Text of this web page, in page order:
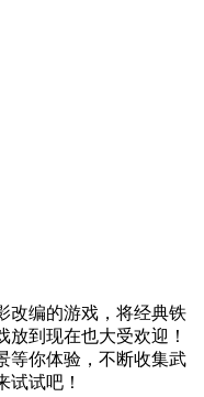
改编的游戏，将经典铁
放到现在也大受欢迎！
等你体验，不断收集武
试试吧！